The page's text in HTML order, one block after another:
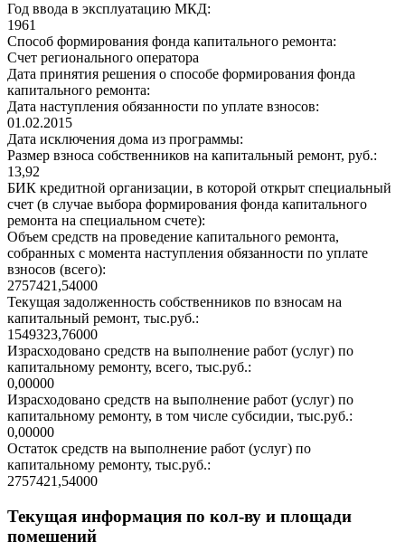
Год ввода в эксплуатацию МКД:
1961
Способ формирования фонда капитального ремонта:
Счет регионального оператора
Дата принятия решения о способе формирования фонда
капитального ремонта:
Дата наступления обязанности по уплате взносов:
01.02.2015
Дата исключения дома из программы:
Размер взноса собственников на капитальный ремонт, руб.:
13,92
БИК кредитной организации, в которой открыт специальный
счет (в случае выбора формирования фонда капитального
ремонта на специальном счете):
Объем средств на проведение капитального ремонта,
собранных с момента наступления обязанности по уплате
взносов (всего):
2757421,54000
Текущая задолженность собственников по взносам на
капитальный ремонт, тыс.руб.:
1549323,76000
Израсходовано средств на выполнение работ (услуг) по
капитальному ремонту, всего, тыс.руб.:
0,00000
Израсходовано средств на выполнение работ (услуг) по
капитальному ремонту, в том числе субсидии, тыс.руб.:
0,00000
Остаток средств на выполнение работ (услуг) по
капитальному ремонту, тыс.руб.:
2757421,54000
Текущая информация по кол-ву и площади
помещений